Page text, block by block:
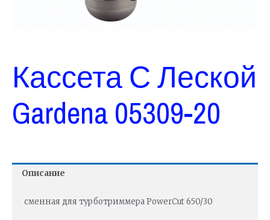
Кассета С Леской
Gardena 05309-20
Описание
сменная для турботриммера PowerCut 650/30